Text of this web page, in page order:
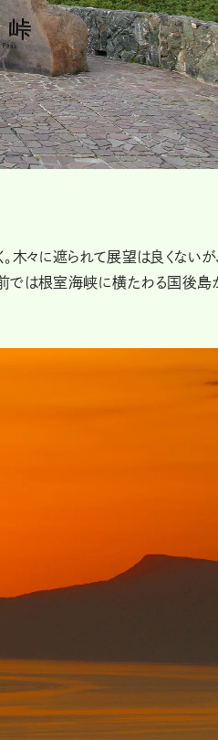
木々に遮られて展望は良くないが
では根室海峡に横たわる国後島